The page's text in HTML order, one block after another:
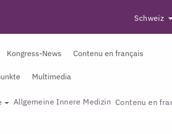
Schweiz
Kongress-News Contenu en français
Multimedia
Allgemeine Innere Medizin Contenu en